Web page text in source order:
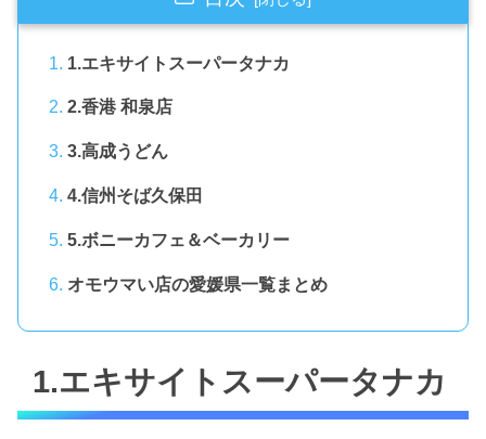
1.エキサイトスーパータナカ
2.香港 和泉店
3.高成うどん
4.信州そば久保田
5.ボニーカフェ＆ベーカリー
オモウマい店の愛媛県一覧まとめ
1.エキサイトスーパータナカ